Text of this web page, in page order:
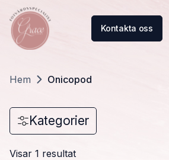
Kontakta oss
Hem Onicopod
Kategorier
Visar 1 resultat